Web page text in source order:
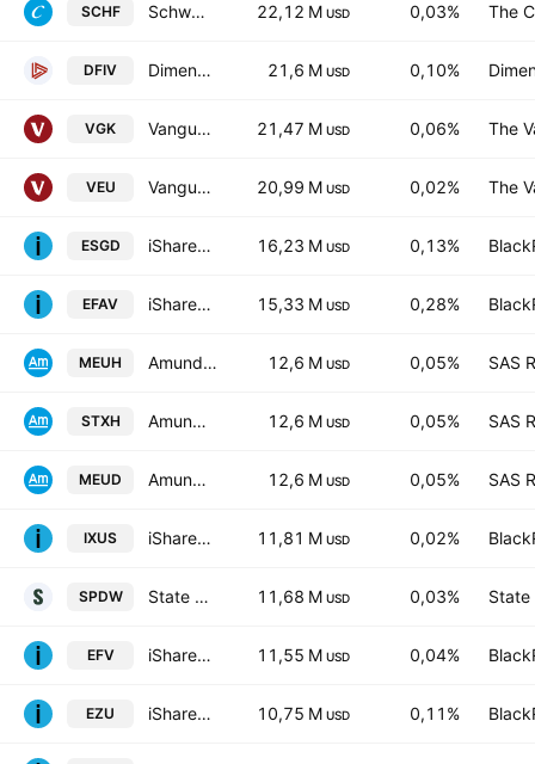
SCHF Schwab International Equity ETF 22,12 M USD 0,03% The
DFIV Dimensional International Value ETF 21,6 M USD 0,10%
VGK Vanguard FTSE Europe ETF 21,47 M USD 0,06% The
VEU Vanguard FTSE All-World ex-US Index Fund 20,99 M USD 0,02% The
ESGD iShares ESG Aware MSCI EAFE ETF 16,23 M USD 0,13%
EFAV iShares MSCI EAFE Min Vol Factor ETF 15,33 M USD 0,28%
MEUH Amundi Core Stoxx Europe 600 -UCITS ETF HEDGED- Capitalisation 12,6 M USD 0,05% SAS
STXH Amundi Index Solutions SICAV - Amundi Core Stoxx Europe 600 UCITS ETF Monthly Hedged to EUR - Dist- Distribution 12,6 M USD 0,05% SAS
MEUD Amundi Core Stoxx Europe 600 -UCITS ETF Acc- Capitalisation 12,6 M USD 0,05% SAS
IXUS iShares Core MSCI Total International Stock ETF 11,81 M USD 0,02%
SPDW State Street SPDR Portfolio Developed World ex-US ETF 11,68 M USD 0,03% State
EFV iShares MSCI EAFE Value ETF 11,55 M USD 0,04%
EZU iShares MSCI Eurozone ETF 10,75 M USD 0,11%